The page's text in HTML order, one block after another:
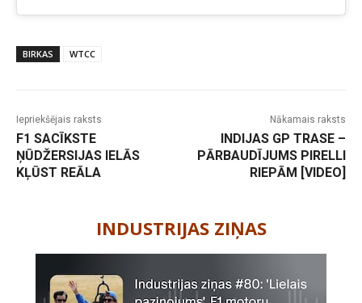
BIRKAS WTCC
Iepriekšējais raksts
F1 SACĪKSTE
ŅŪDŽERSIJAS IELĀS
KĻŪST REĀLA
Nākamais raksts
INDIJAS GP TRASE –
PĀRBAUDĪJUMS PIRELLI
RIEPĀM [VIDEO]
INDUSTRIJAS ZIŅAS